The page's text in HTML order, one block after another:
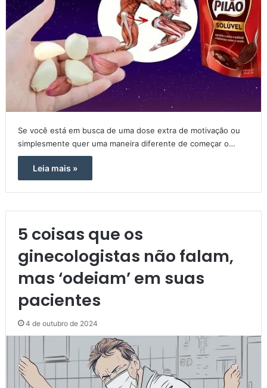
Se você está em busca de uma dose extra de motivação ou
simplesmente quer uma maneira diferente de começar o…
Leia mais »
5 coisas que os
ginecologistas não falam,
mas ‘odeiam’ em suas
pacientes
4 de outubro de 2024